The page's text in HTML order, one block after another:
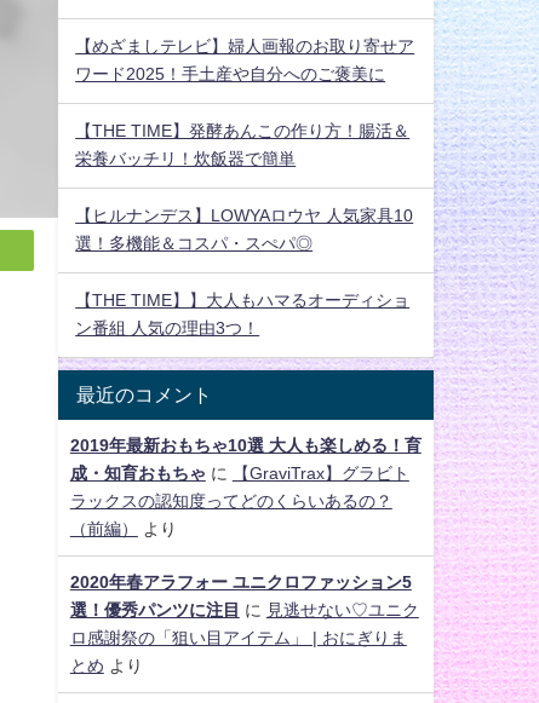
【めざましテレビ】婦人画報のお取り寄せア
ワード2025！手土産や自分へのご褒美に
【THE TIME】発酵あんこの作り方！腸活＆
栄養バッチリ！炊飯器で簡単
【ヒルナンデス】LOWYAロウヤ 人気家具10
選！多機能＆コスパ・スぺパ◎
【THE TIME】】大人もハマるオーディショ
ン番組 人気の理由3つ！
最近のコメント
2019年最新おもちゃ10選 大人も楽しめる！育
成・知育おもちゃ に
【GraviTrax】グラビト
ラックスの認知度ってどのくらいあるの？
（前編）
より
2020年春アラフォー ユニクロファッション5
選！優秀パンツに注目 に
見逃せない♡ユニク
ロ感謝祭の「狙い目アイテム」 | おにぎりま
とめ より